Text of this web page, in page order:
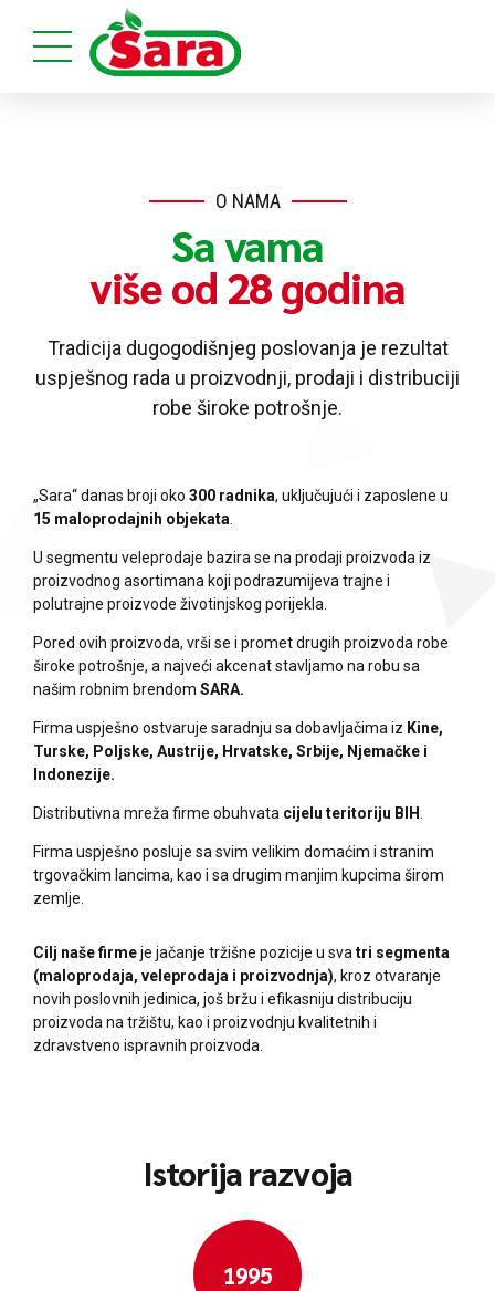
O NAMA
Sa vama
više od 28 godina
Tradicija dugogodišnjeg poslovanja je rezultat
uspješnog rada u proizvodnji, prodaji i distribuciji
robe široke potrošnje.
„Sara“ danas broji oko 300 radnika, uključujući i zaposlene u
15 maloprodajnih objekata.
U segmentu veleprodaje bazira se na prodaji proizvoda iz
proizvodnog asortimana koji podrazumijeva trajne i
polutrajne proizvode životinjskog porijekla.
Pored ovih proizvoda, vrši se i promet drugih proizvoda robe
široke potrošnje, a najveći akcenat stavljamo na robu sa
našim robnim brendom SARA.
Firma uspješno ostvaruje saradnju sa dobavljačima iz Kine,
Turske, Poljske, Austrije, Hrvatske, Srbije, Njemačke i
Indonezije.
Distributivna mreža firme obuhvata cijelu teritoriju BIH.
Firma uspješno posluje sa svim velikim domaćim i stranim
trgovačkim lancima, kao i sa drugim manjim kupcima širom
zemlje.
Cilj naše firmeje jačanje tržišne pozicije u svatri segmenta
(maloprodaja, veleprodaja i proizvodnja), kroz otvaranje
novih poslovnih jedinica, još bržu i efikasniju distribuciju
proizvoda na tržištu, kao i proizvodnju kvalitetnih i
zdravstveno ispravnih proizvoda.
Istorija razvoja
1995